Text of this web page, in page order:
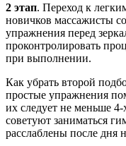
2 этап. Переход к
новичков массажисты
упражнения перед
проконтролировать
при выполнении.
Как убрать второй
простые упражнения
их следует не меньше
советуют заниматься
расслаблены после дня